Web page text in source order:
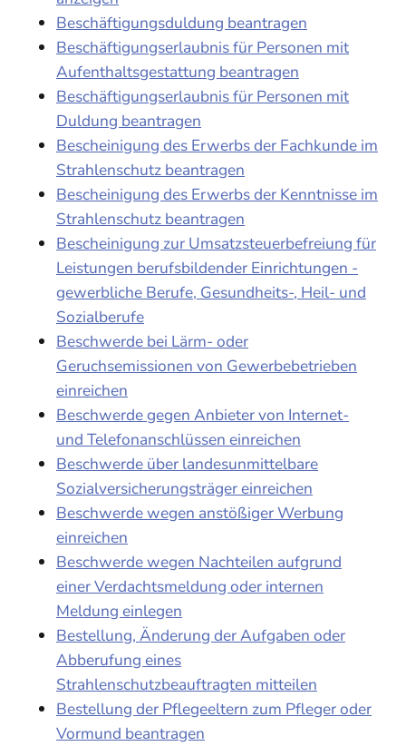
Beschäftigungsduldung beantragen
Beschäftigungserlaubnis für Personen mit
Aufenthaltsgestattung beantragen
Beschäftigungserlaubnis für Personen mit
Duldung beantragen
Bescheinigung des Erwerbs der Fachkunde im
Strahlenschutz beantragen
Bescheinigung des Erwerbs der Kenntnisse im
Strahlenschutz beantragen
Bescheinigung zur Umsatzsteuerbefreiung für
Leistungen berufsbildender Einrichtungen -
gewerbliche Berufe, Gesundheits-, Heil- und
Sozialberufe
Beschwerde bei Lärm- oder
Geruchsemissionen von Gewerbebetrieben
einreichen
Beschwerde gegen Anbieter von Internet-
und Telefonanschlüssen einreichen
Beschwerde über landesunmittelbare
Sozialversicherungsträger einreichen
Beschwerde wegen anstößiger Werbung
einreichen
Beschwerde wegen Nachteilen aufgrund
einer Verdachtsmeldung oder internen
Meldung einlegen
Bestellung, Änderung der Aufgaben oder
Abberufung eines
Strahlenschutzbeauftragten mitteilen
Bestellung der Pflegeeltern zum Pfleger oder
Vormund beantragen